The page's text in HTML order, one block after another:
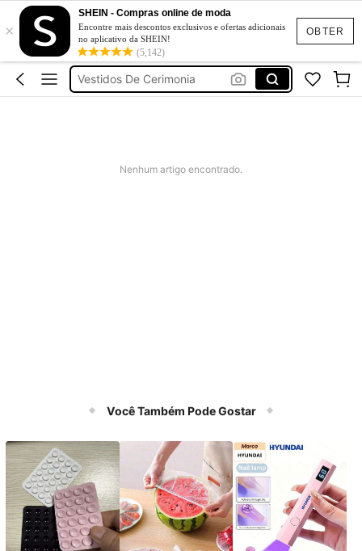
OBTER
×
SHEIN - Compras online de moda
Encontre mais descontos exclusivos e ofertas adicionais
no aplicativo da SHEIN!
(5,142)
Fato De Banho Mulher
Elitara
Vestidos De Verão
Vestidos De Cerimonia
Nenhum artigo encontrado.
Você Também Pode Gostar